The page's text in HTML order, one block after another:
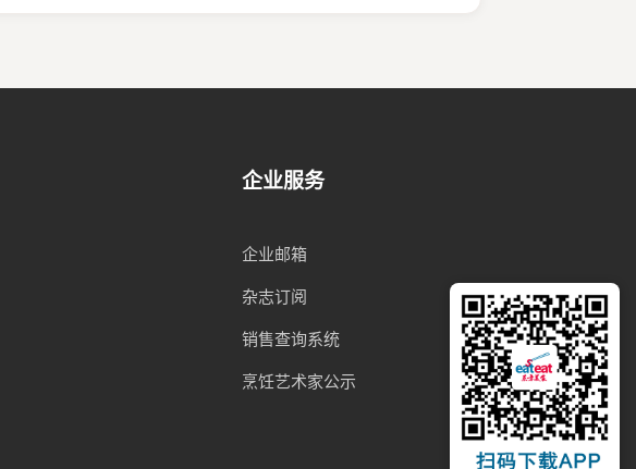
企业服务
企业邮箱
杂志订阅
销售查询系统
烹饪艺术家公示